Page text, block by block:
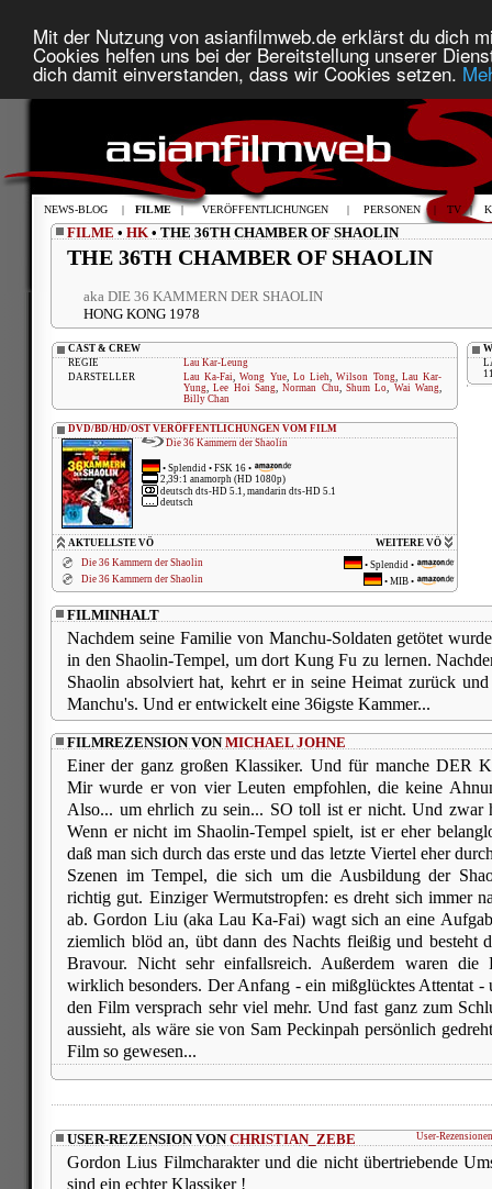
Mit der Nutzung von asianfilmweb.de erklärst du dich
Cookies helfen uns bei der Bereitstellung unserer
dich damit einverstanden, dass wir Cookies setzen.
NEWS-BLOG | FILME | VERÖFFENTLICHUNGEN | PERSONEN | TV |
FILME • HK • THE 36TH CHAMBER OF SHAOLIN
THE 36TH CHAMBER OF SHAOLIN
aka DIE 36 KAMMERN DER SHAOLIN
HONG KONG 1978
CAST & CREW
REGIE
Lau Kar-Leung
DARSTELLER
Lau Ka-Fai,Wong Yue, Lo Lieh,Wilson Tong, Lau Kar-
Yung,Lee Hoi Sang,Norman Chu,Shum Lo, Wai Wang,
Billy Chan
DVD/BD/HD/OST VERÖFFENTLICHUNGEN VOM FILM
Die 36 Kammern der Shaolin
• Splendid • FSK 16 •
2,39:1 anamorph (HD 1080p)
deutsch dts-HD 5.1, mandarin dts-HD 5.1
deutsch
WEITERE VÖ
AKTUELLSTE VÖ
Die 36 Kammern der Shaolin
• Splendid •
Die 36 Kammern der Shaolin
• MIB •
FILMINHALT
Nachdem seine Familie von Manchu-Soldaten getötet
in den Shaolin-Tempel, um dort Kung Fu zu lernen.
Shaolin absolviert hat, kehrt er in seine Heimat zurück
Manchu's. Und er entwickelt eine 36igste Kammer...
FILMREZENSION VONMICHAEL JOHNE
Einer der ganz großen Klassiker. Und für manche DER
Mir wurde er von vier Leuten empfohlen, die keine
Also... um ehrlich zu sein... SO toll ist er nicht. Und zwar
Wenn er nicht im Shaolin-Tempel spielt, ist er eher
daß man sich durch das erste und das letzte Viertel eher
Szenen im Tempel, die sich um die Ausbildung der
richtig gut. Einziger Wermutstropfen: es dreht sich immer
ab. Gordon Liu (aka Lau Ka-Fai) wagt sich an eine
ziemlich blöd an, übt dann des Nachts fleißig und besteht
Bravour. Nicht sehr einfallsreich. Außerdem waren die
wirklich besonders. Der Anfang - ein mißglücktes Attentat -
den Film versprach sehr viel mehr. Und fast ganz zum
aussieht, als wäre sie von Sam Peckinpah persönlich
Film so gewesen...
User-
USER-REZENSION VONCHRISTIAN_ZEBE
Gordon Lius Filmcharakter und die nicht übertriebende
sind ein echter Klassiker !